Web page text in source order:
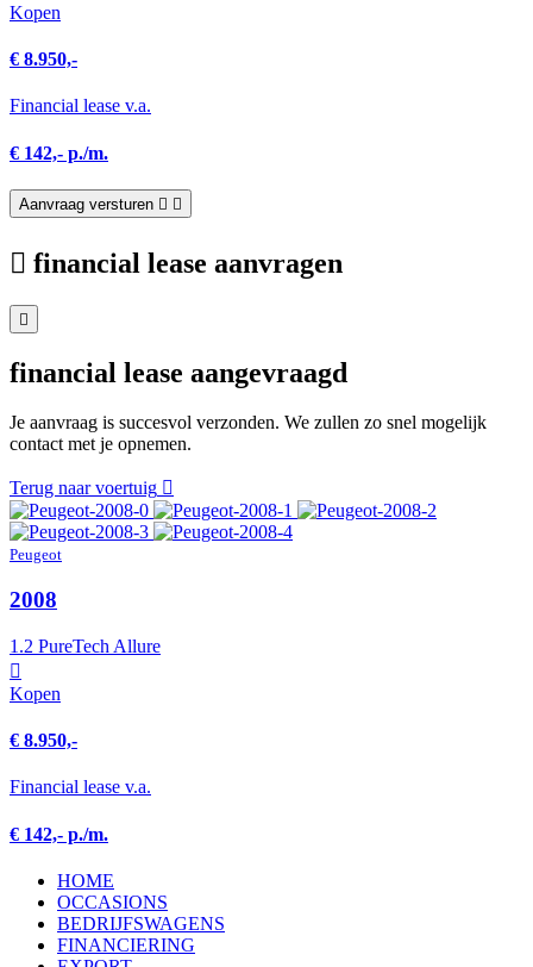
Kopen
€ 8.950,-
Financial lease v.a.
€ 142,- p./m.
Aanvraag versturen
financial lease aanvragen
financial lease aangevraagd
Je aanvraag is succesvol verzonden. We zullen zo snel mogelijk
contact met je opnemen.
Terug naar voertuig
Peugeot
2008
1.2 PureTech Allure
Kopen
€ 8.950,-
Financial lease v.a.
€ 142,- p./m.
HOME
OCCASIONS
BEDRIJFSWAGENS
FINANCIERING